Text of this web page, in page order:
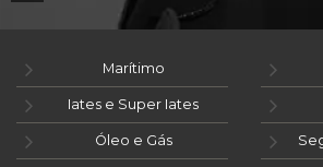
Marítimo
Iates e Super Iates
Óleo e Gás